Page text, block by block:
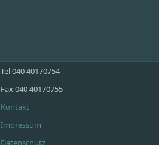
Tel 040 40170754
Fax 040 40170755
Kontakt
Impressum
Datenschutz